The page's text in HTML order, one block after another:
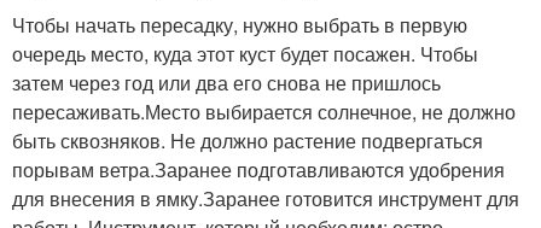
Чтобы начать пересадку, нужно выбрать в первую
очередь место, куда этот куст будет посажен. Чтобы
затем через год или два его снова не пришлось
пересаживать.Место выбирается солнечное, не должно
быть сквозняков. Не должно растение подвергаться
порывам ветра.Заранее подготавливаются удобрения
для внесения в ямку.Заранее готовится инструмент для